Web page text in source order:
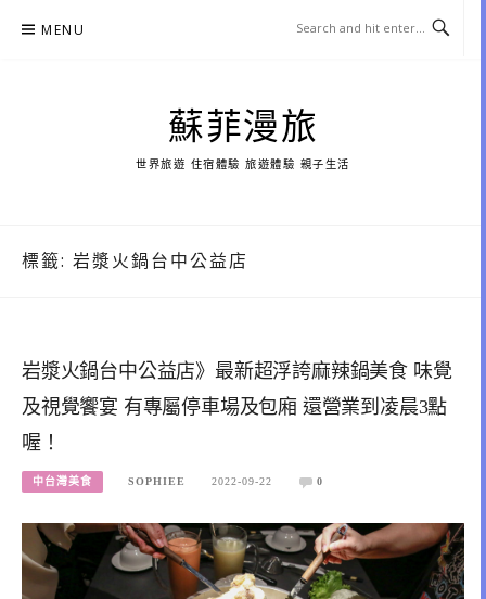
MENU
蘇菲漫旅
世界旅遊 住宿體驗 旅遊體驗 親子生活
標籤: 岩漿火鍋台中公益店
岩漿火鍋台中公益店》最新超浮誇麻辣鍋美食 味覺
及視覺饗宴 有專屬停車場及包廂 還營業到凌晨3點
喔！
中台灣美食 SOPHIEE 2022-09-22 0